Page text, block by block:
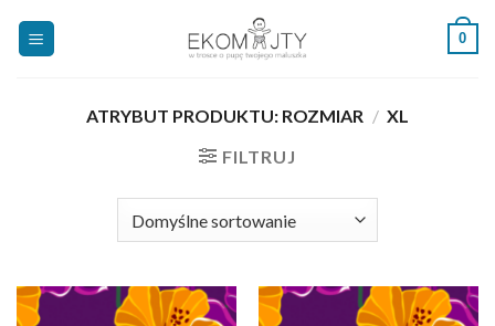
0
ATRYBUT PRODUKTU: ROZMIAR / XL
FILTRUJ